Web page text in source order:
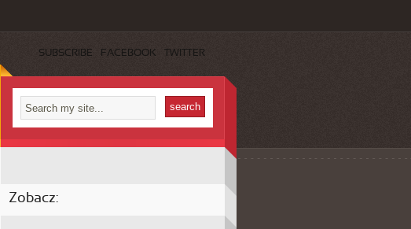
SUBSCRIBE FACEBOOK TWITTER
Zobacz: